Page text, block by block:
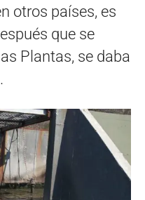
otros países, es
que se
Plantas, se daba